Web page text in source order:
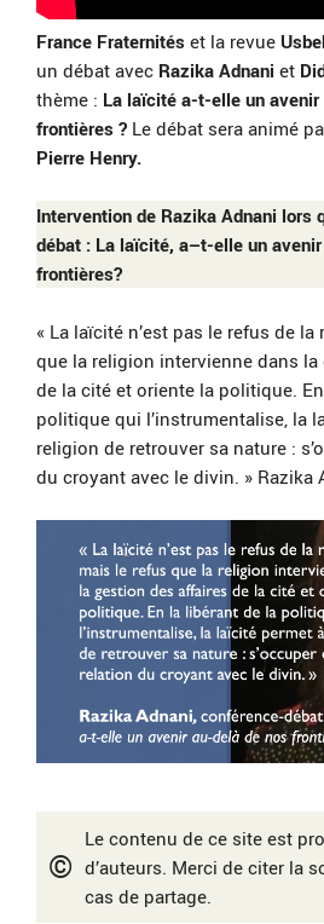
France Fraternités et la revue
un débat avec Razika Adnani et
thème : La laïcité a-t-elle un avenir
frontières ? Le débat sera animé
Pierre Henry.
Intervention de Razika Adnani lors
débat : La laïcité, a–t-elle un
frontières?
« La laïcité n’est pas le refus de
que la religion intervienne dans
de la cité et oriente la politique.
politique qui l’instrumentalise, la
religion de retrouver sa nature :
du croyant avec le divin. » Razika
©
Le contenu de ce site est
d’auteurs. Merci de citer la
cas de partage.